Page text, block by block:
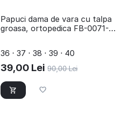
Papuci dama de vara cu talpa
groasa, ortopedica FB-0071-
36 · 37 · 38 · 39 · 40
39,00 Lei 90,00 Lei